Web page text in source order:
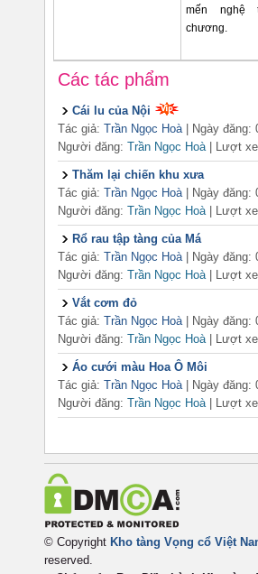
mến nghệ
chương.
Các tác phẩm
Cái lu của Nội
Tác giả: Trần Ngọc Hoà| Ngày đăng:
Người đăng: Trần Ngọc Hoà| Lượt
Thăm lại chiến khu xưa
Tác giả: Trần Ngọc Hoà| Ngày đăng:
Người đăng: Trần Ngọc Hoà| Lượt
Rổ rau tập tàng của Má
Tác giả: Trần Ngọc Hoà| Ngày đăng:
Người đăng: Trần Ngọc Hoà| Lượt
Vắt cơm đỏ
Tác giả: Trần Ngọc Hoà| Ngày đăng:
Người đăng: Trần Ngọc Hoà| Lượt
Áo cưới màu Hoa Ô Môi
Tác giả: Trần Ngọc Hoà| Ngày đăng:
Người đăng: Trần Ngọc Hoà| Lượt
© Copyright Kho tàng Vọng cổ Việt
reserved.